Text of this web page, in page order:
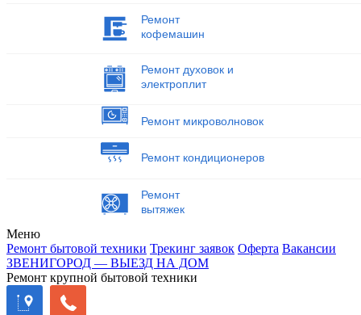
Ремонт
кофемашин
Ремонт духовок и
электроплит
Ремонт микроволновок
Ремонт кондиционеров
Ремонт
вытяжек
Меню
Ремонт бытовой техники Трекинг заявок Оферта Вакансии
ЗВЕНИГОРОД — ВЫЕЗД НА ДОМ
Ремонт крупной бытовой техники